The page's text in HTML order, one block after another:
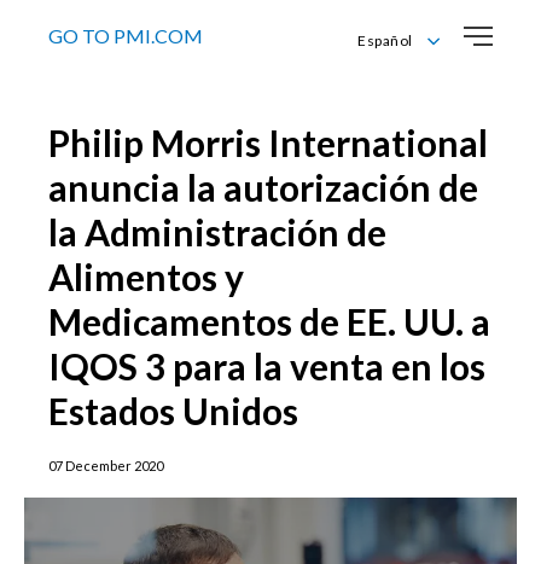
GO TO PMI.COM
Español
Philip Morris International
anuncia la autorización de
la Administración de
Alimentos y
Medicamentos de EE. UU. a
IQOS 3 para la venta en los
Estados Unidos
07 December 2020